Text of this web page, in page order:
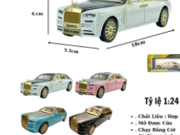
Cửa Hàng Phụ Kiện Ô Tô
- Mô Hình